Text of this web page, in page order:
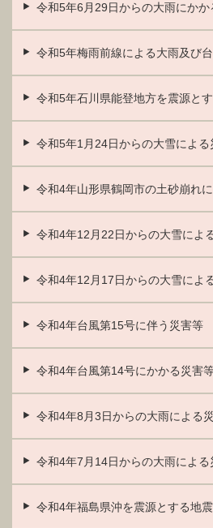
令和5年6月29日からの大雨にかか
令和5年梅雨前線による大雨及び
令和5年石川県能登地方を震源と
令和5年1月24日からの大雪による
令和4年山形県鶴岡市の土砂崩れ
令和4年12月22日からの大雪によ
令和4年12月17日からの大雪によ
令和4年台風第15号に伴う災害等
令和4年台風第14号にかかる災害
令和4年8月3日からの大雨による
令和4年7月14日からの大雨による
令和4年福島県沖を震源とする地